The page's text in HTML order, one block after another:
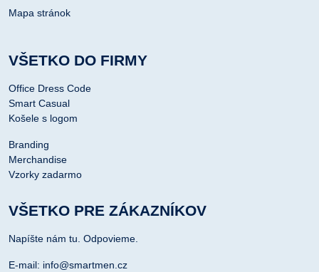
Mapa stránok
VŠETKO DO FIRMY
Office Dress Code
Smart Casual
Košele s logom
Branding
Merchandise
Vzorky zadarmo
VŠETKO PRE ZÁKAZNÍKOV
Napíšte nám tu. Odpovieme.
E-mail: info@smartmen.cz